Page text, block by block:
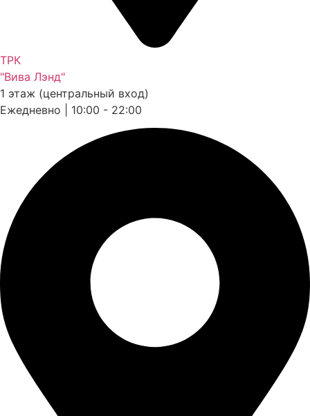
ТРК
"Вива Лэнд"
1 этаж (центральный вход)
Ежедневно | 10:00 - 22:00